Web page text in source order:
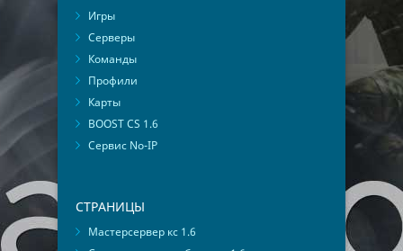
Игры
Серверы
Команды
Профили
Карты
BOOST CS 1.6
Сервис No-IP
СТРАНИЦЫ
Мастерсервер кс 1.6